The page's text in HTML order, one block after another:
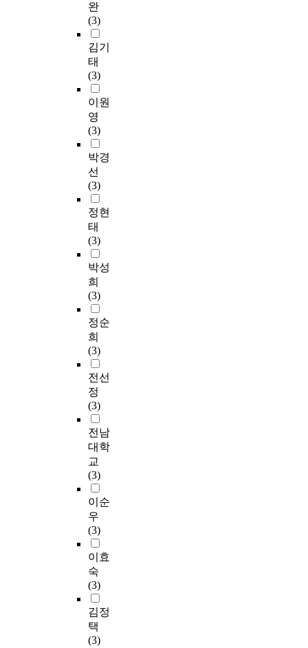
완
(3)
김기
태
(3)
이원
영
(3)
박경
선
(3)
정현
태
(3)
박성
희
(3)
정순
희
(3)
전선
정
(3)
전남
대학
교
(3)
이순
우
(3)
이효
숙
(3)
김정
택
(3)